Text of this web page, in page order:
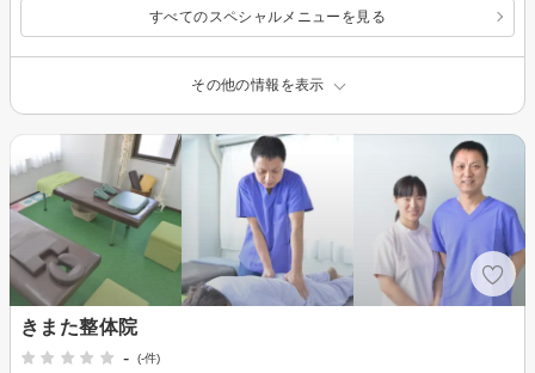
すべてのスペシャルメニューを見る
その他の情報を表示
きまた整体院
-
(-件)